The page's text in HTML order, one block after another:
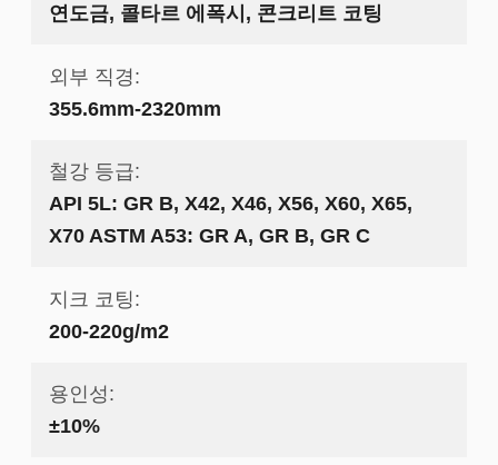
연도금, 콜타르 에폭시, 콘크리트 코팅
외부 직경:
355.6mm-2320mm
철강 등급:
API 5L: GR B, X42, X46, X56, X60, X65,
X70 ASTM A53: GR A, GR B, GR C
지크 코팅:
200-220g/m2
용인성:
±10%